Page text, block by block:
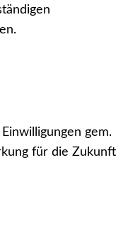
gem.
für die Zukunft